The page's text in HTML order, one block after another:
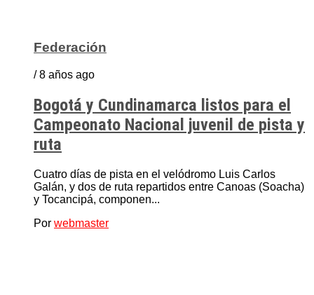
Federación
/ 8 años ago
Bogotá y Cundinamarca listos para el
Campeonato Nacional juvenil de pista y
ruta
Cuatro días de pista en el velódromo Luis Carlos
Galán, y dos de ruta repartidos entre Canoas (Soacha)
y Tocancipá, componen...
Por webmaster